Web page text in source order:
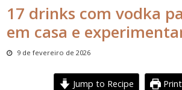
17 drinks com vodka
em casa e
9 de fevereiro de 2026
Jump to Recipe